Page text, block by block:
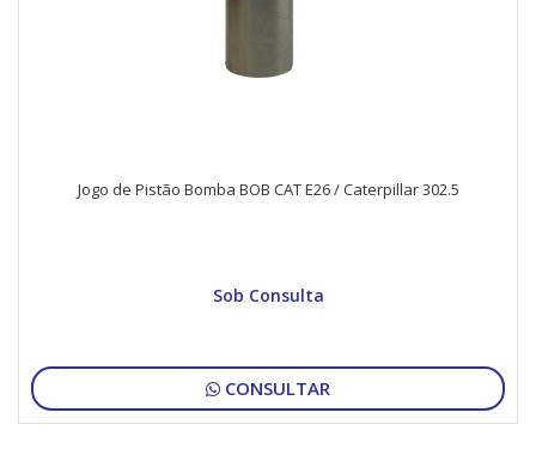
Jogo de Pistão Bomba BOB CAT E26 / Caterpillar 302.5
Sob Consulta
CONSULTAR